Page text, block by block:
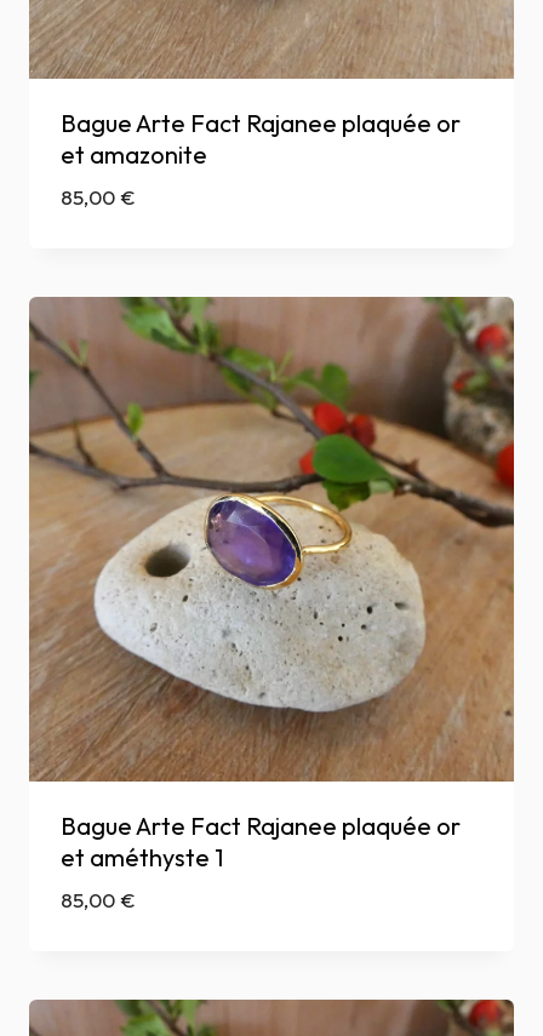
Bague Arte Fact Rajanee plaquée or
et amazonite
85,00€
Bague Arte Fact Rajanee plaquée or
et améthyste 1
85,00€